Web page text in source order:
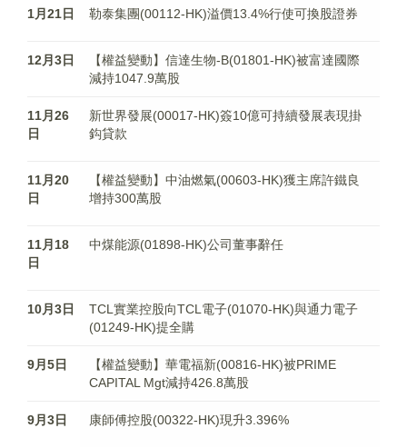
1月21日 勒泰集團(00112-HK)溢價13.4%行使可換股證券
12月3日
【權益變動】信達生物-B(01801-HK)被富達國際
減持1047.9萬股
11月26
日
新世界發展(00017-HK)簽10億可持續發展表現掛
鈎貸款
11月20
日
【權益變動】中油燃氣(00603-HK)獲主席許鐵良
增持300萬股
11月18
日
中煤能源(01898-HK)公司董事辭任
10月3日
TCL實業控股向TCL電子(01070-HK)與通力電子
(01249-HK)提全購
9月5日
【權益變動】華電福新(00816-HK)被PRIME
CAPITAL Mgt減持426.8萬股
9月3日 康師傅控股(00322-HK)現升3.396%